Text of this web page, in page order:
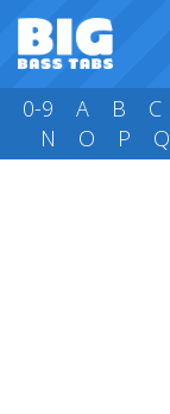
0-9 A B C
N
O P Q